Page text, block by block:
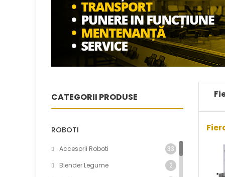
CATEGORII PRODUSE
ROBOTI
Accesorii Roboti
33
Blender Legume
2